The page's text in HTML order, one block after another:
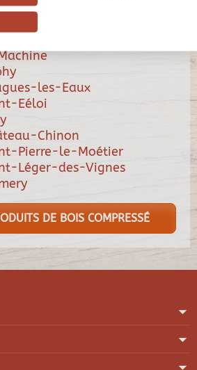
les-Eaux
Eéloi
Chinon
Pierre-le-Moétier
Léger-des-Vignes
DE BOIS COMPRESSÉ